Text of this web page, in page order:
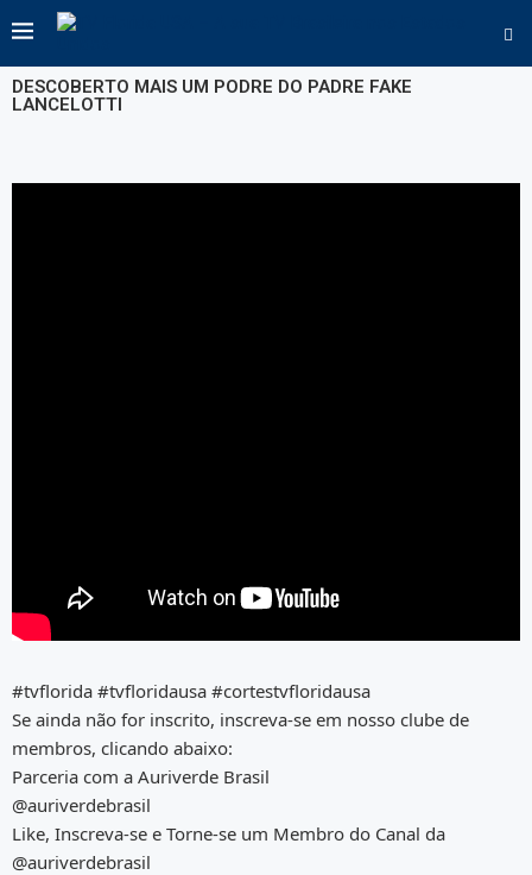
DESCOBERTO MAIS UM PODRE DO PADRE FAKE
LANCELOTTI
#tvflorida #tvfloridausa #cortestvfloridausa
Se ainda não for inscrito, inscreva-se em nosso clube de
membros, clicando abaixo:
Parceria com a Auriverde Brasil
@auriverdebrasil
Like, Inscreva-se e Torne-se um Membro do Canal da
@auriverdebrasil